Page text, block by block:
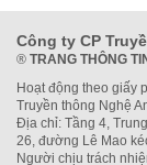
Công ty CP
® TRANG THÔNG
Hoạt động theo giấy
Truyền thông Nghệ
Địa chỉ: Tầng 4,
26, đường Lê Mao
Người chịu trách